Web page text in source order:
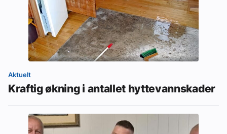
Aktuelt
Kraftig økning i antallet hyttevannskader